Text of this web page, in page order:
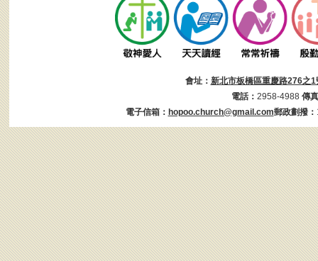
會址： 新北市板橋區重慶路276之1
電話： 2958-4988 傳
電子信箱： hopoo.church@gmail.com郵政劃撥：